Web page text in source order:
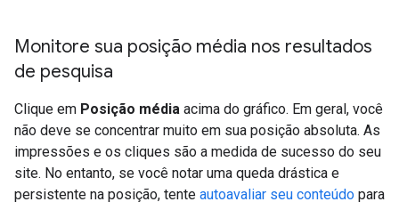
Monitore sua posição média nos resultados
de pesquisa
Clique em Posição média acima do gráfico. Em geral, você
não deve se concentrar muito em sua posição absoluta. As
impressões e os cliques são a medida de sucesso do seu
site. No entanto, se você notar uma queda drástica e
persistente na posição, tente autoavaliar seu conteúdo para